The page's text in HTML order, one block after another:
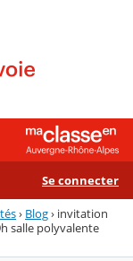
Se connecter
› Blog› invitation
salle polyvalente